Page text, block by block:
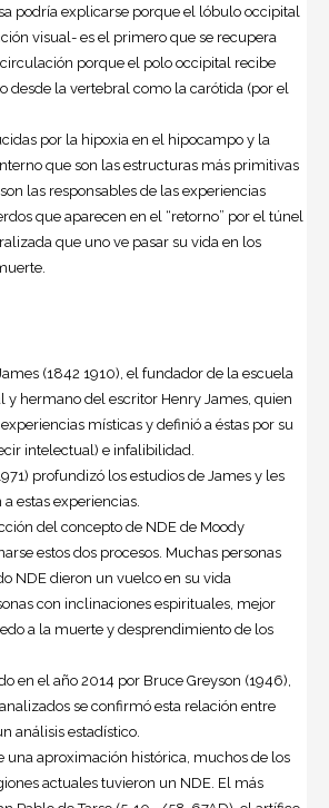
podría explicarse porque el lóbulo occipital
visual- es el primero que se recupera
porque el polo occipital recibe
desde la vertebral como la carótida (por el
por la hipoxia en el hipocampo y la
que son las estructuras más primitivas
las responsables de las experiencias
que aparecen en el “retorno” por el túnel
que uno ve pasar su vida en los
(1842 1910), el fundador de la escuela
y hermano del escritor Henry James, quien
místicas y definió a éstas por su
intelectual) e infalibilidad.
profundizó los estudios de James y les
estas experiencias.
del concepto de NDE de Moody
estos dos procesos. Muchas personas
NDE dieron un vuelco en su vida
con inclinaciones espirituales, mejor
a la muerte y desprendimiento de los
en el año 2014 por Bruce Greyson (1946),
se confirmó esta relación entre
análisis estadístico.
una aproximación histórica, muchos de los
actuales tuvieron un NDE. El más